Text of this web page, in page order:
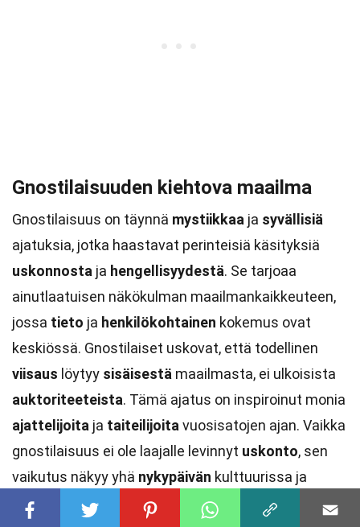
Gnostilaisuuden kiehtova maailma
Gnostilaisuus on täynnä mystiikkaa ja syvällisiä
ajatuksia, jotka haastavat perinteisiä käsityksiä
uskonnosta ja hengellisyydestä. Se tarjoaa
ainutlaatuisen näkökulman maailmankaikkeuteen,
jossa tieto ja henkilökohtainen kokemus ovat
keskiössä. Gnostilaiset uskovat, että todellinen
viisaus löytyy sisäisestä maailmasta, ei ulkoisista
auktoriteeteista. Tämä ajatus on inspiroinut monia
ajattelijoita ja taiteilijoita vuosisatojen ajan. Vaikka
gnostilaisuus ei ole laajalle levinnyt uskonto, sen
vaikutus näkyy yhä nykypäivän kulttuurissa ja
filosofiassa. Se kutsuu meitä pohtimaan